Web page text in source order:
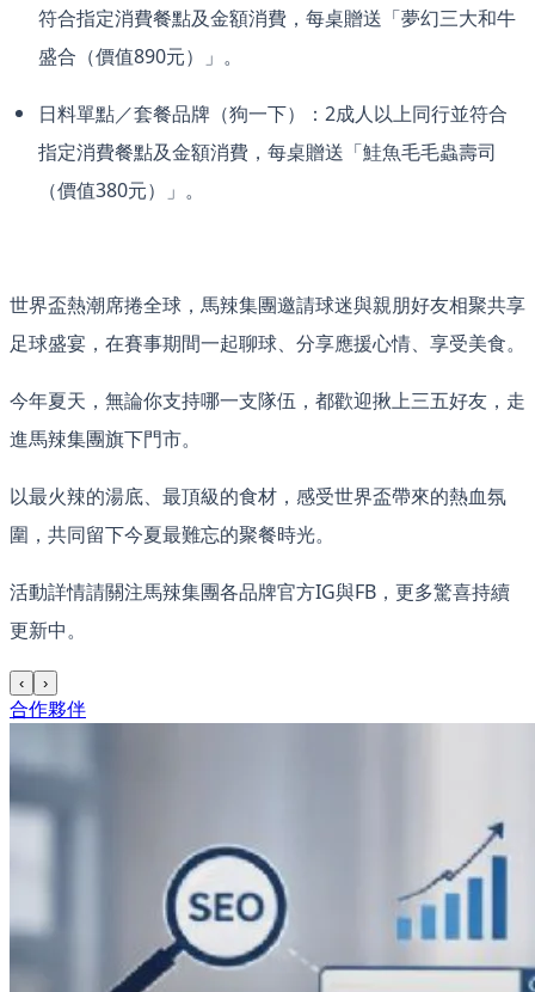
符合指定消費餐點及金額消費，每桌贈送「夢幻三大和牛
盛合（價值890元）」。
日料單點／套餐品牌（狗一下）：2成人以上同行並符合
指定消費餐點及金額消費，每桌贈送「鮭魚毛毛蟲壽司
（價值380元）」。
世界盃熱潮席捲全球，馬辣集團邀請球迷與親朋好友相聚共享
足球盛宴，在賽事期間一起聊球、分享應援心情、享受美食。
今年夏天，無論你支持哪一支隊伍，都歡迎揪上三五好友，走
進馬辣集團旗下門市。
以最火辣的湯底、最頂級的食材，感受世界盃帶來的熱血氛
圍，共同留下今夏最難忘的聚餐時光。
活動詳情請關注馬辣集團各品牌官方IG與FB，更多驚喜持續
更新中。
‹ ›
合作夥伴